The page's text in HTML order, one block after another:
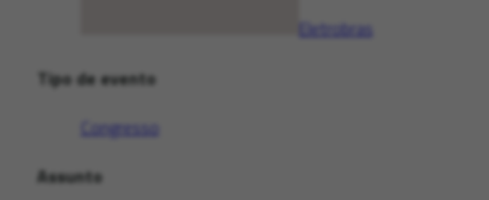
Eletrobras
Tipo de evento
Congresso
Assunto